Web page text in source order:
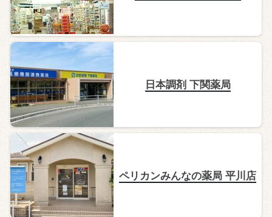
日本調剤 下関薬局
ペリカンみんなの薬局 平川店